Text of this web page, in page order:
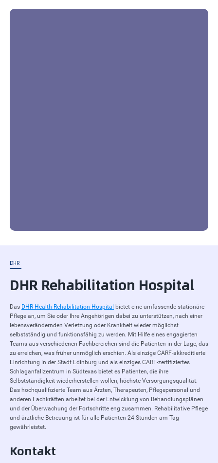
DHR
DHR Rehabilitation Hospital
Das DHR Health Rehabilitation Hospital bietet eine umfassende stationäre
Pflege an, um Sie oder Ihre Angehörigen dabei zu unterstützen, nach einer
lebensverändernden Verletzung oder Krankheit wieder möglichst
selbstständig und funktionsfähig zu werden. Mit Hilfe eines engagierten
Teams aus verschiedenen Fachbereichen sind die Patienten in der Lage, das
zu erreichen, was früher unmöglich erschien. Als einzige CARF-akkreditierte
Einrichtung in der Stadt Edinburg und als einziges CARF-zertifiziertes
Schlaganfallzentrum in Südtexas bietet es Patienten, die ihre
Selbstständigkeit wiederherstellen wollen, höchste Versorgungsqualität.
Das hochqualifizierte Team aus Ärzten, Therapeuten, Pflegepersonal und
anderen Fachkräften arbeitet bei der Entwicklung von Behandlungsplänen
und der Überwachung der Fortschritte eng zusammen. Rehabilitative Pflege
und ärztliche Betreuung ist für alle Patienten 24 Stunden am Tag
gewährleistet.
Kontakt